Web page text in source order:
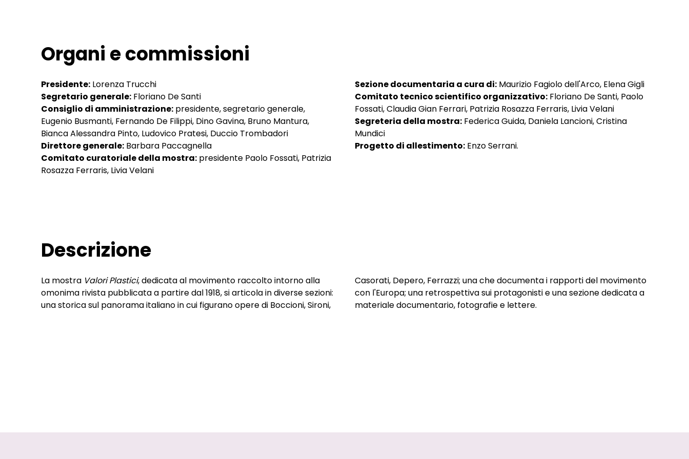
Organi e commissioni
Presidente: Lorenza Trucchi
Segretario generale: Floriano De Santi
Consiglio di amministrazione: presidente, segretario generale,
Eugenio Busmanti, Fernando De Filippi, Dino Gavina, Bruno Mantura,
Bianca Alessandra Pinto, Ludovico Pratesi, Duccio Trombadori
Direttore generale: Barbara Paccagnella
Comitato curatoriale della mostra: presidente Paolo Fossati, Patrizia
Rosazza Ferraris, Livia Velani
Sezione documentaria a cura di: Maurizio Fagiolo dell'Arco, Elena Gigli
Comitato tecnico scientifico organizzativo: Floriano De Santi, Paolo
Fossati, Claudia Gian Ferrari, Patrizia Rosazza Ferraris, Livia Velani
Segreteria della mostra: Federica Guida, Daniela Lancioni, Cristina
Mundici
Progetto di allestimento: Enzo Serrani.
Descrizione
La mostra Valori Plastici, dedicata al movimento raccolto intorno alla
omonima rivista pubblicata a partire dal 1918, si articola in diverse sezioni:
una storica sul panorama italiano in cui figurano opere di Boccioni, Sironi,
Casorati, Depero, Ferrazzi; una che documenta i rapporti del movimento
con l'Europa; una retrospettiva sui protagonisti e una sezione dedicata a
materiale documentario, fotografie e lettere.